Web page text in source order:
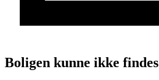
Boligen kunne ikke findes